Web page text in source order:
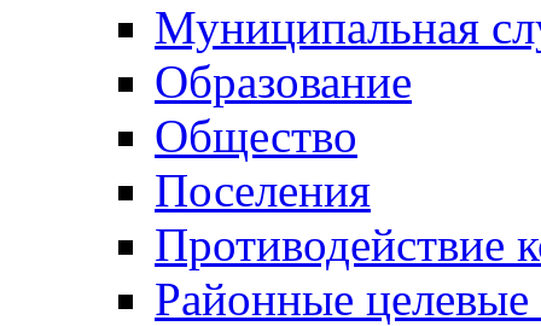
Муниципальная
Образование
Общество
Поселения
Противодействие
Районные